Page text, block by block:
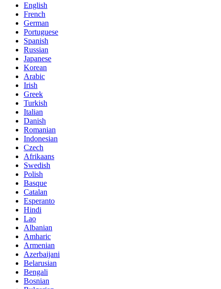
English
French
German
Portuguese
Spanish
Russian
Japanese
Korean
Arabic
Irish
Greek
Turkish
Italian
Danish
Romanian
Indonesian
Czech
Afrikaans
Swedish
Polish
Basque
Catalan
Esperanto
Hindi
Lao
Albanian
Amharic
Armenian
Azerbaijani
Belarusian
Bengali
Bosnian